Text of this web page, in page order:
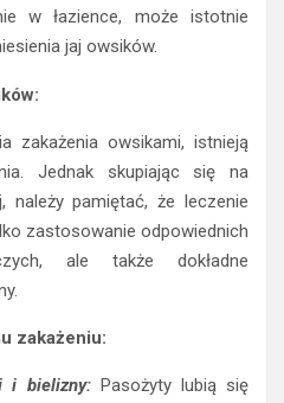
w łazience, może istotnie
jaj owsików.
zakażenia owsikami, istnieją
Jednak skupiając się na
należy pamiętać, że leczenie
zastosowanie odpowiednich
ale także dokładne
zakażeniu:
i bielizny:Pasożyty lubią się